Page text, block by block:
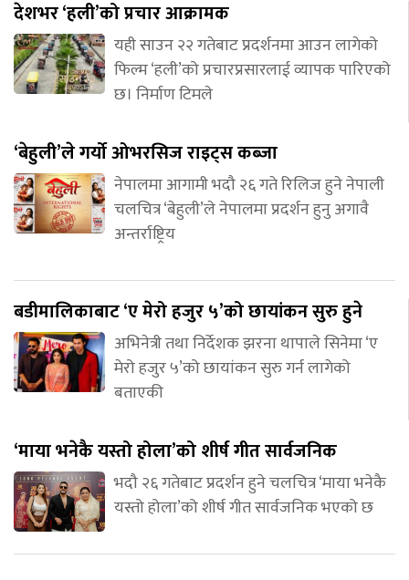
देशभर ‘हली’को प्रचार आक्रामक
यही साउन २२ गतेबाट प्रदर्शनमा आउन लागेको
फिल्म ‘हली’को प्रचारप्रसारलाई व्यापक पारिएको
छ। निर्माण टिमले
‘बेहुली’ले गर्यो ओभरसिज राइट्स कब्जा
नेपालमा आगामी भदौ २६ गते रिलिज हुने नेपाली
चलचित्र ‘बेहुली’ले नेपालमा प्रदर्शन हुनु अगावै
अन्तर्राष्ट्रिय
बडीमालिकाबाट ‘ए मेरो हजुर ५’को छायांकन सुरु हुने
अभिनेत्री तथा निर्देशक झरना थापाले सिनेमा ‘ए
मेरो हजुर ५’को छायांकन सुरु गर्न लागेको
बताएकी
‘माया भनेकै यस्तो होला’को शीर्ष गीत सार्वजनिक
भदौ २६ गतेबाट प्रदर्शन हुने चलचित्र ‘माया भनेकै
यस्तो होला’को शीर्ष गीत सार्वजनिक भएको छ